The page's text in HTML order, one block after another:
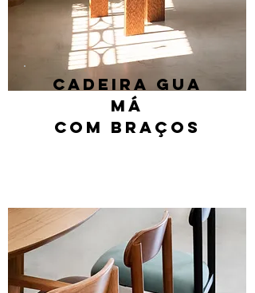
Cadeira gua
má
com braços